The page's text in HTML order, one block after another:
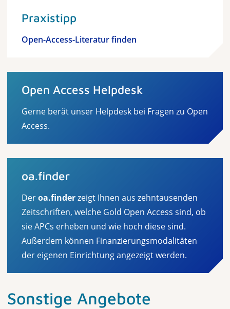
Praxistipp
Open-Access-Literatur finden
Open Access Helpdesk
Gerne berät unser Helpdesk bei Fragen zu Open
Access.
oa.finder
Deroa.finderzeigt Ihnen aus zehntausenden
Zeitschriften, welche Gold Open Access sind, ob
sie APCs erheben und wie hoch diese sind.
Außerdem können Finanzierungsmodalitäten
der eigenen Einrichtung angezeigt werden.
Sonstige Angebote